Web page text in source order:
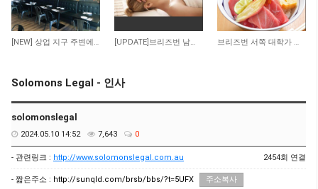
34 [NEW] 상업 지구 주변에 위치한 저렴한 렌트비의 수익률 좋은 타이 테이크 어웨이 샾 매… 29 [UPDATE]브리즈번 남쪽 저렴한 렌트비 마사지 샾 325 브리즈번 서쪽 대학가 인근 일식당 매매 합니다
Solomons Legal - 인사
solomonslegal
2024.05.10 14:52 7,643 0
- 관련링크 : http://www.solomonslegal.com.au 2454회 연결
- 짧은주소 : http://sunqld.com/brsb/bbs/?t=5UFX 주소복사